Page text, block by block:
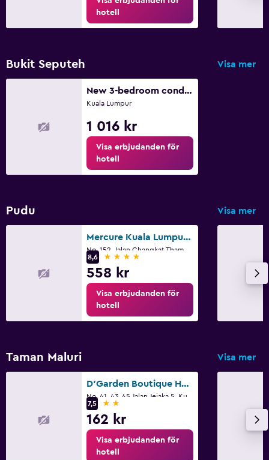
hotell
Bukit Seputeh Visa mer
New 3-bedroom condo with 600 sq ft terrace viewing Kuala Lumpur City,
Kuala Lumpur
1 016 kr
Visa erbjudanden för
hotell
Pudu Visa mer
Mercure Kuala Lumpur Shaw Parade
8,6
4 stjärnor
558 kr
Visa erbjudanden för
hotell
Taman Maluri Visa mer
D'Garden Boutique Hotel Kuala Lumpur
7,5
2 stjärnor
162 kr
Visa erbjudanden för
hotell